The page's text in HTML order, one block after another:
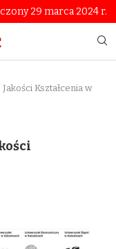
29 marca 2024 r.
Kształcenia w